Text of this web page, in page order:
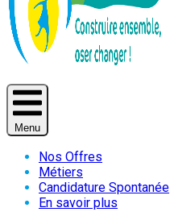
Menu
Nos Offres
Métiers
Candidature Spontanée
En savoir plus